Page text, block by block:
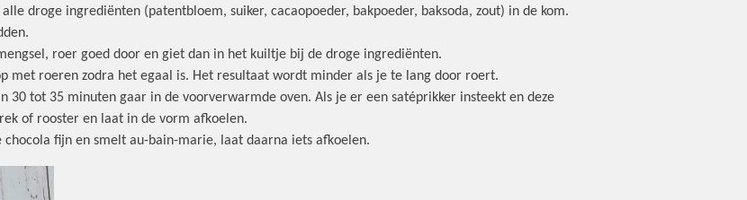
droge ingrediënten (patentbloem, suiker, cacaopoeder, bakpoeder, baksoda, zout) in de kom.
roer goed door en giet dan in het kuiltje bij de droge ingrediënten.
met roeren zodra het egaal is. Het resultaat wordt minder als je te lang door roert.
30 tot 35 minuten gaar in de voorverwarmde oven. Als je er een satéprikker insteekt en deze
of rooster en laat in de vorm afkoelen.
fijn en smelt au-bain-marie, laat daarna iets afkoelen.